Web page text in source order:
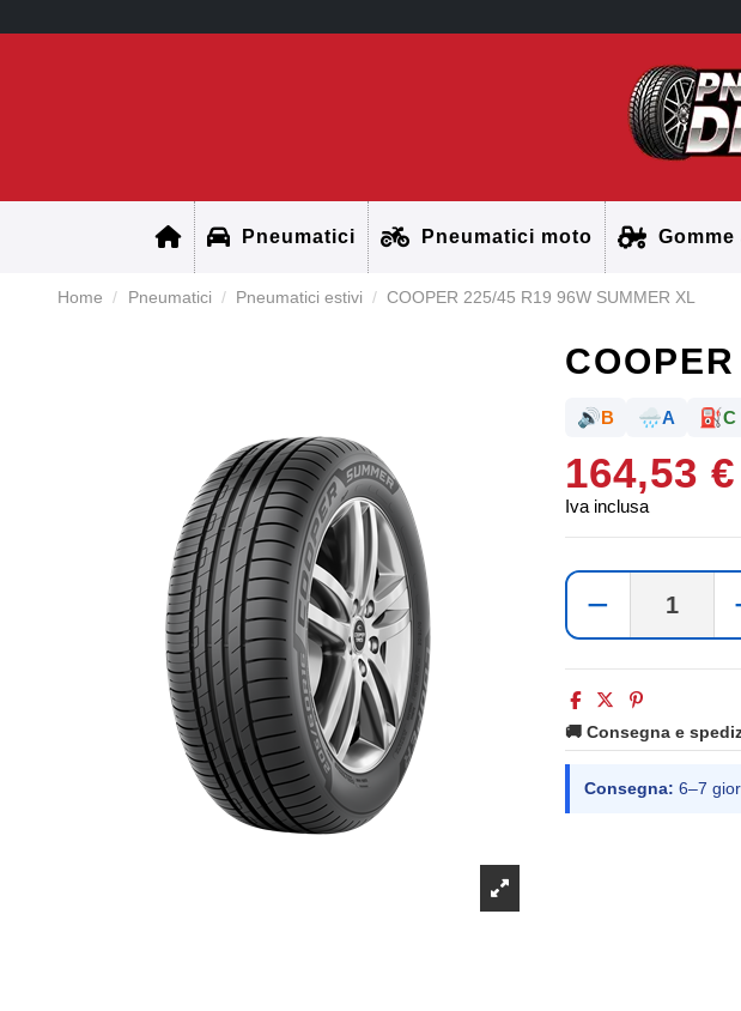
Pneumatici Pneumatici moto
Home Pneumatici Pneumatici estivi COOPER 225/45 R19 96W SUMMER XL
🔊B 🌧️A ⛽C
164,53 €
Iva inclusa
−
🚚 Consegna e
Consegna: 6–7